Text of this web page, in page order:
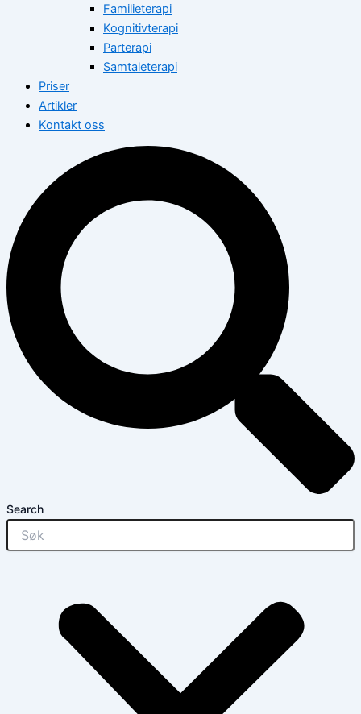
Familieterapi
Kognitivterapi
Parterapi
Samtaleterapi
Priser
Artikler
Kontakt oss
Search